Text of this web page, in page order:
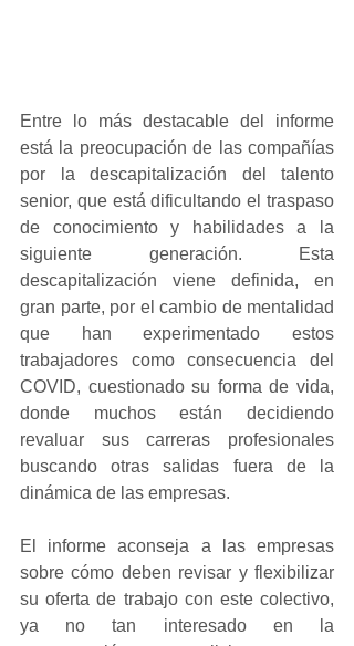
Entre lo más destacable del informe
está la preocupación de las compañías
por la descapitalización del talento
senior, que está dificultando el traspaso
de conocimiento y habilidades a la
siguiente generación. Esta
descapitalización viene definida, en
gran parte, por el cambio de mentalidad
que han experimentado estos
trabajadores como consecuencia del
COVID, cuestionado su forma de vida,
donde muchos están decidiendo
revaluar sus carreras profesionales
buscando otras salidas fuera de la
dinámica de las empresas.
El informe aconseja a las empresas
sobre cómo deben revisar y flexibilizar
su oferta de trabajo con este colectivo,
ya no tan interesado en la